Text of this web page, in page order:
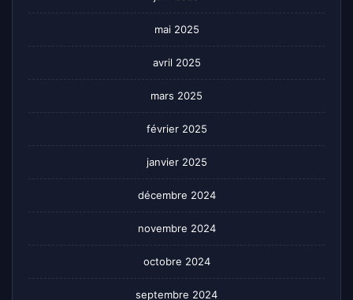
mai 2025
avril 2025
mars 2025
février 2025
janvier 2025
décembre 2024
novembre 2024
octobre 2024
septembre 2024